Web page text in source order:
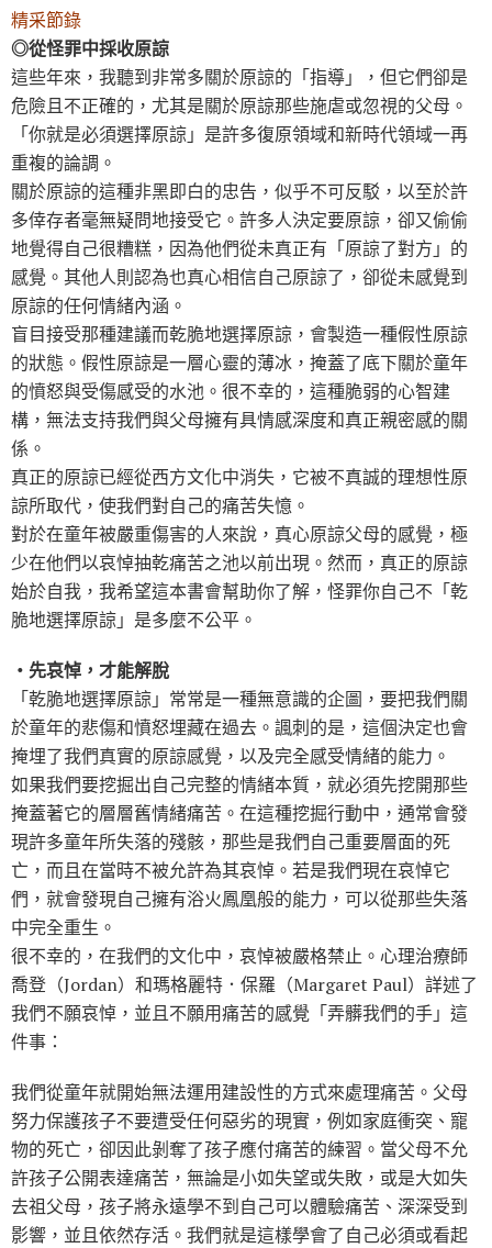
精采節錄
◎從怪罪中採收原諒
這些年來，我聽到非常多關於原諒的「指導」，但它們卻是
危險且不正確的，尤其是關於原諒那些施虐或忽視的父母。
「你就是必須選擇原諒」是許多復原領域和新時代領域一再
重複的論調。
關於原諒的這種非黑即白的忠告，似乎不可反駁，以至於許
多倖存者毫無疑問地接受它。許多人決定要原諒，卻又偷偷
地覺得自己很糟糕，因為他們從未真正有「原諒了對方」的
感覺。其他人則認為也真心相信自己原諒了，卻從未感覺到
原諒的任何情緒內涵。
盲目接受那種建議而乾脆地選擇原諒，會製造一種假性原諒
的狀態。假性原諒是一層心靈的薄冰，掩蓋了底下關於童年
的憤怒與受傷感受的水池。很不幸的，這種脆弱的心智建
構，無法支持我們與父母擁有具情感深度和真正親密感的關
係。
真正的原諒已經從西方文化中消失，它被不真誠的理想性原
諒所取代，使我們對自己的痛苦失憶。
對於在童年被嚴重傷害的人來說，真心原諒父母的感覺，極
少在他們以哀悼抽乾痛苦之池以前出現。然而，真正的原諒
始於自我，我希望這本書會幫助你了解，怪罪你自己不「乾
脆地選擇原諒」是多麼不公平。
‧先哀悼，才能解脫
「乾脆地選擇原諒」常常是一種無意識的企圖，要把我們關
於童年的悲傷和憤怒埋藏在過去。諷刺的是，這個決定也會
掩埋了我們真實的原諒感覺，以及完全感受情緒的能力。
如果我們要挖掘出自己完整的情緒本質，就必須先挖開那些
掩蓋著它的層層舊情緒痛苦。在這種挖掘行動中，通常會發
現許多童年所失落的殘骸，那些是我們自己重要層面的死
亡，而且在當時不被允許為其哀悼。若是我們現在哀悼它
們，就會發現自己擁有浴火鳳凰般的能力，可以從那些失落
中完全重生。
很不幸的，在我們的文化中，哀悼被嚴格禁止。心理治療師
喬登（Jordan）和瑪格麗特．保羅（Margaret Paul）詳述了
我們不願哀悼，並且不願用痛苦的感覺「弄髒我們的手」這
件事：
我們從童年就開始無法運用建設性的方式來處理痛苦。父母
努力保護孩子不要遭受任何惡劣的現實，例如家庭衝突、寵
物的死亡，卻因此剝奪了孩子應付痛苦的練習。當父母不允
許孩子公開表達痛苦，無論是小如失望或失敗，或是大如失
去祖父母，孩子將永遠學不到自己可以體驗痛苦、深深受到
影響，並且依然存活。我們就是這樣學會了自己必須或看起